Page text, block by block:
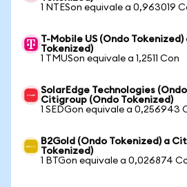
1 NTESon equivale a 0,963019
T-Mobile US (Ondo
Tokenized)
1 TMUSon equivale a 1,2511 Con
SolarEdge Technologies
Citigroup (Ondo Tokenized)
1 SEDGon equivale a 0,256943
B2Gold (Ondo Tokenized) a
Tokenized)
1 BTGon equivale a 0,026874